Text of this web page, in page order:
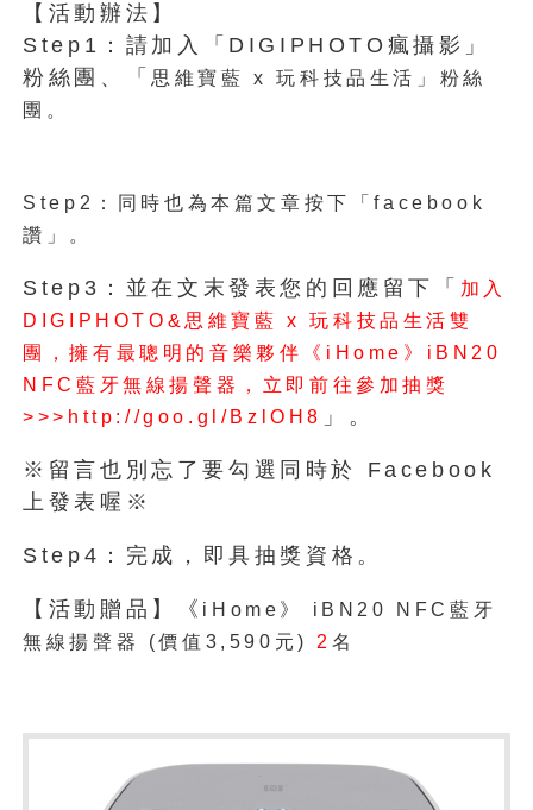
【活動辦法】
Step1：請加入「DIGIPHOTO瘋攝影」
粉絲團、「思維寶藍 x 玩科技品生活 」粉絲
團。
Step2：同時也為本篇文章按下「facebook
讚」。
Step3：並在文末發表您的回應留下「
加入
DIGIPHOTO&思維寶藍 x 玩科技品生活雙
團，擁有最聰明的音樂夥伴《iHome》iBN20
NFC藍牙無線揚聲器，立即前往參加抽獎
>>>http://goo.gl/BzlOH8 」。
※留言也別忘了要勾選同時於 Facebook
上發表喔※
Step4：完成，即具抽獎資格。
【活動贈品】《 iHome》 iBN20 NFC藍牙
無線揚聲器 (價值3,590元) 2 名